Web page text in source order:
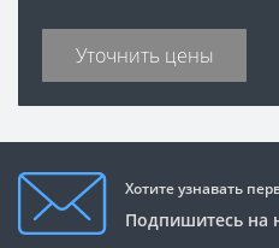
Уточнить цены
Хотите узнавать
Подпишитесь на